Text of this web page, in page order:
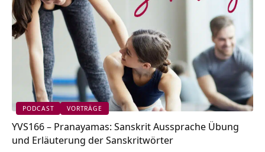
PODCAST VORTRÄGE
YVS166 – Pranayamas: Sanskrit Aussprache Übung
und Erläuterung der Sanskritwörter